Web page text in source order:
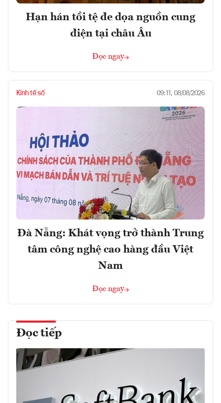
Hạn hán tồi tệ đe dọa nguồn cung
điện tại châu Âu
Đọc ngay
Kinh tế số 09:11, 08/08/2026
Đà Nẵng: Khát vọng trở thành Trung
tâm công nghệ cao hàng đầu Việt
Nam
Đọc ngay
Đọc tiếp